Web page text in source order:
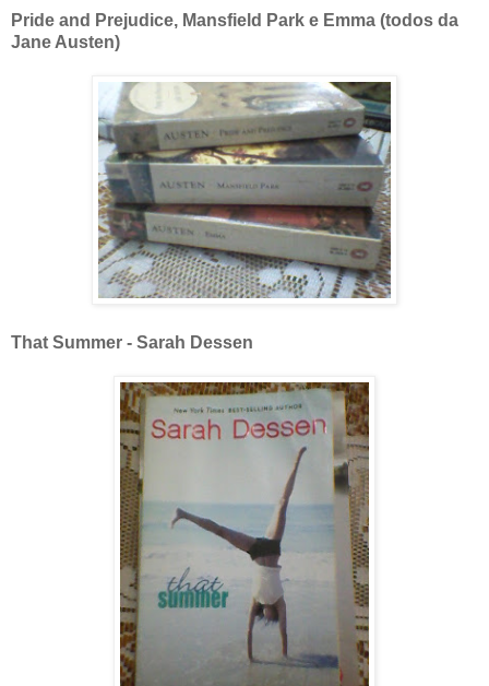
Pride and Prejudice, Mansfield Park e Emma (todos da
Jane Austen)
That Summer - Sarah Dessen